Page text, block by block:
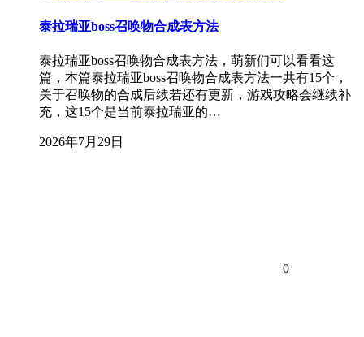
泰拉瑞亚boss召唤物合成表方法
泰拉瑞亚boss召唤物合成表方法，萌新们可以看看这
篇，本篇泰拉瑞亚boss召唤物合成表方法一共有15个，
关于召唤物的合成后续若还有更新，游戏攻略会继续补
充，这15个是当前泰拉瑞亚的…
2026年7月29日
0